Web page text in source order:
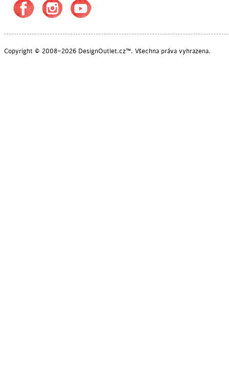
Copyright © 2008–2026 DesignOutlet.cz™. Všechna práva vyhrazena.